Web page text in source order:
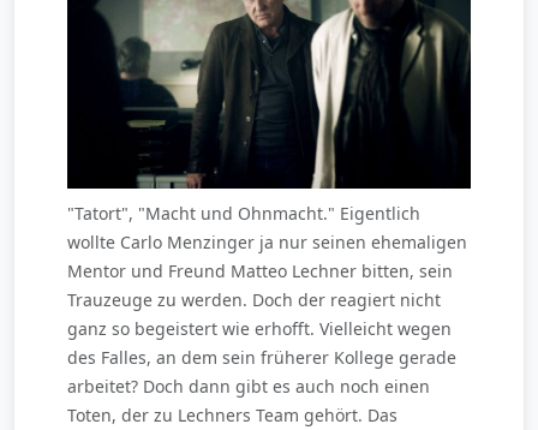
"Tatort", "Macht und Ohnmacht." Eigentlich
wollte Carlo Menzinger ja nur seinen ehemaligen
Mentor und Freund Matteo Lechner bitten, sein
Trauzeuge zu werden. Doch der reagiert nicht
ganz so begeistert wie erhofft. Vielleicht wegen
des Falles, an dem sein früherer Kollege gerade
arbeitet? Doch dann gibt es auch noch einen
Toten, der zu Lechners Team gehört. Das